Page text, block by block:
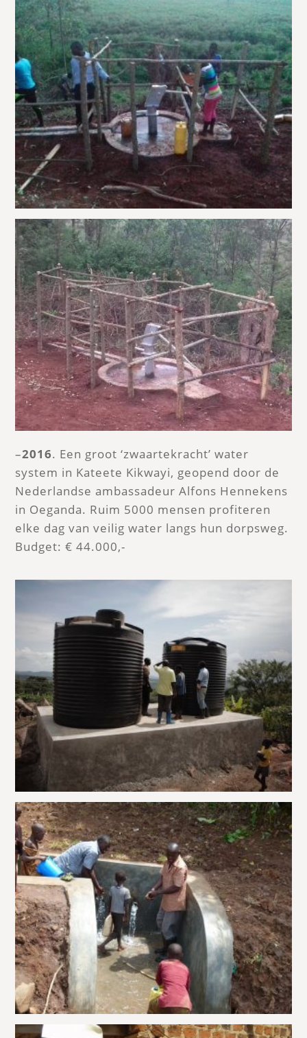
–2016. Een groot ‘zwaartekracht’ water
system in Kateete Kikwayi, geopend door de
Nederlandse ambassadeur Alfons Hennekens
in Oeganda. Ruim 5000 mensen profiteren
elke dag van veilig water langs hun dorpsweg.
Budget: € 44.000,-